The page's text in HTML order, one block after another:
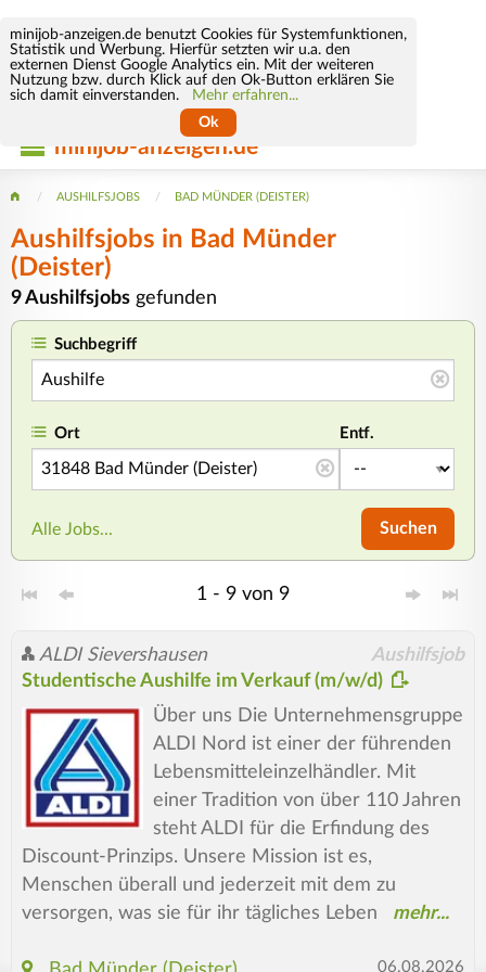
minijob-anzeigen.de benutzt Cookies für Systemfunktionen,
Statistik und Werbung. Hierfür setzten wir u.a. den
externen Dienst Google Analytics ein. Mit der weiteren
Nutzung bzw. durch Klick auf den Ok-Button erklären Sie
sich damit einverstanden.
Mehr erfahren...
Ok
minijob-anzeigen.de
AUSHILFSJOBS BAD MÜNDER (DEISTER)
Aushilfsjobs in Bad Münder
(Deister)
9 Aushilfsjobs gefunden
Suchbegriff
Ort Entf.
Alle Jobs... Suchen
1 - 9 von 9
ALDI Sievershausen Aushilfsjob
Studentische Aushilfe im Verkauf (m/w/d)
Über uns Die Unternehmensgruppe
ALDI Nord ist einer der führenden
Lebensmitteleinzelhändler. Mit
einer Tradition von über 110 Jahren
steht ALDI für die Erfindung des
Discount-Prinzips. Unsere Mission ist es,
Menschen überall und jederzeit mit dem zu
versorgen, was sie für ihr tägliches Leben
06.08.2026